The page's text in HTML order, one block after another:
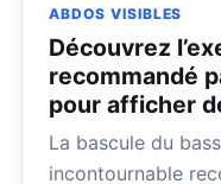
ABDOS VISIBLES
Découvrez
recommandé
pour afficher
La bascule du
incontournable